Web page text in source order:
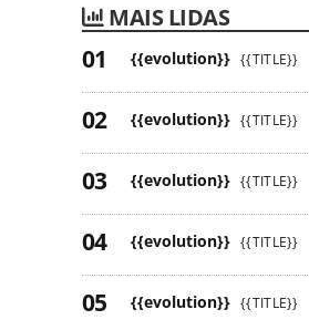
MAIS LIDAS
{{evolution}} {{TITLE}}
{{evolution}} {{TITLE}}
{{evolution}} {{TITLE}}
{{evolution}} {{TITLE}}
{{evolution}} {{TITLE}}